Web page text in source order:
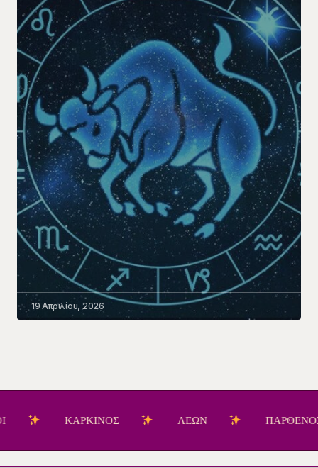
19 Απριλίου, 2026
ΚΑΡΚΙΝΟΣ ΛΕΩΝ ΠΑΡΘΕΝΟΣ